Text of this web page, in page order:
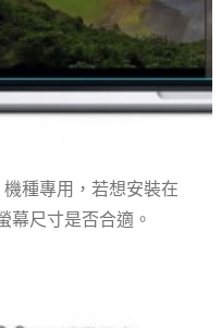
種專用，若想安裝在
幕尺寸是否合適。